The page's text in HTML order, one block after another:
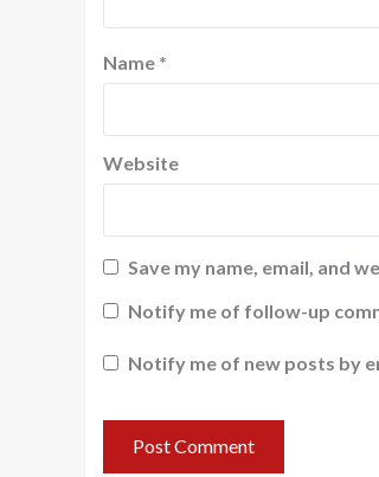
Name *
Website
Save my name, email, and
Notify me of follow-up
Notify me of new posts by